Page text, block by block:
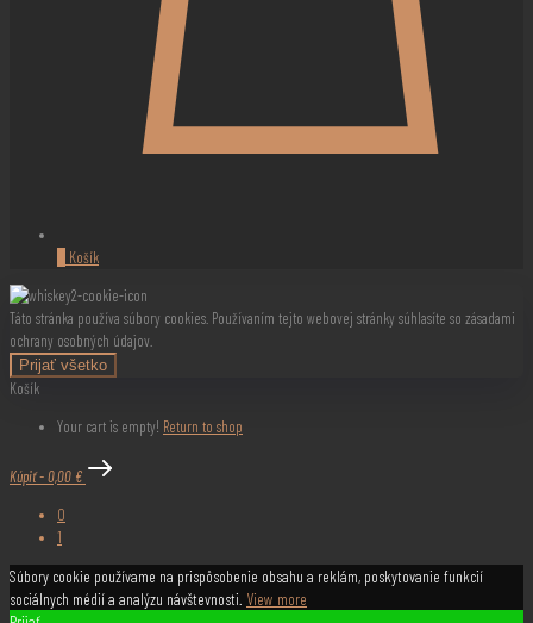
Košík
Táto stránka používa súbory cookies. Používaním tejto webovej stránky súhlasíte so zásadami
ochrany osobných údajov.
Prijať všetko
Košík
Your cart is empty! Return to shop
Kúpiť-0,00 €
0
1
Súbory cookie používame na prispôsobenie obsahu a reklám, poskytovanie funkcií
sociálnych médií a analýzu návštevnosti. View more